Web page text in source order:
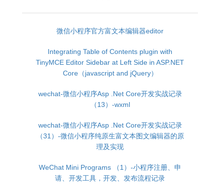
微信小程序官方富文本编辑器editor
Integrating Table of Contents plugin with
TinyMCE Editor Sidebar at Left Side in ASP.NET
Core（javascript and jQuery）
wechat-微信小程序Asp .Net Core开发实战记录
（13）-wxml
wechat-微信小程序Asp .Net Core开发实战记录
（31）-微信小程序纯原生富文本图文编辑器的原
理及实现
WeChat Mini Programs （1）-小程序注册、申
请、开发工具，开发、发布流程记录